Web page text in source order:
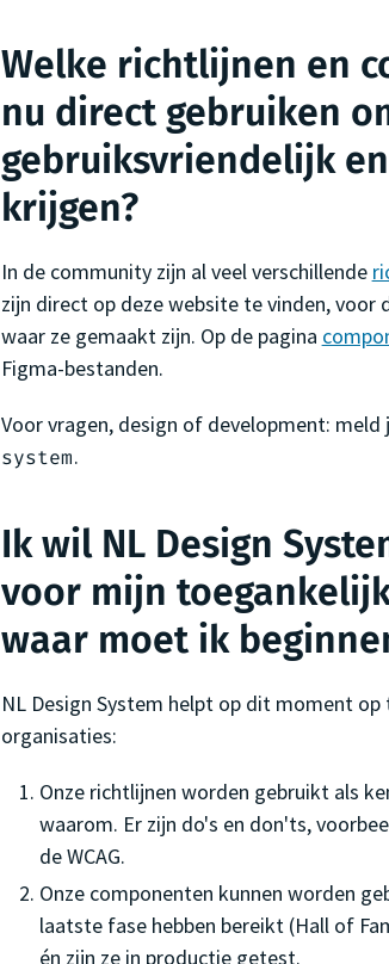
Welke richtlijnen en
nu direct gebruiken
gebruiksvriendelijk
krijgen?
In de community zijn al veel verschillende
zijn direct op deze website te vinden,
waar ze gemaakt zijn. Op de pagina
Figma-bestanden.
Voor vragen, design of development: meld
system.
Ik wil NL Design
voor mijn
waar moet ik
NL Design System helpt op dit moment
organisaties:
Onze richtlijnen worden gebruikt als
waarom. Er zijn do's en don'ts,
de WCAG.
Onze componenten kunnen worden
laatste fase hebben bereikt (Hall of
én zijn ze in productie getest.